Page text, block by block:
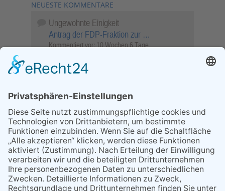
NEUESTE KOMMENTARE
Ungewohnte Einigkeit
Antrag der FDP-Fraktion zur …
Kommentiert vor: 10 Wochen 6 Tage
Objekt …
Kommentiert vor: 26 Wochen 10 Stunden
Sperrung für Wassersportler schlägt hohe
Wellen
Sperrung der Stillgewässer
Kommentiert vor:1 Jahr 50 Wochen
Literarischer Rückblick
Alte Schule
Kommentiert vor:3 Jahre 18 Wochen
Abschaltung der Straßenbeleuchtung